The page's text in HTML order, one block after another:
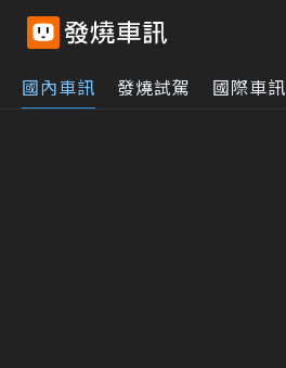
國內車訊 發燒試駕 國際車訊